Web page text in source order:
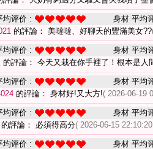
均评价 : 身材 平均
的評論： 美噠噠、好聊天的豐滿美女??
均评价 : 身材 平均
的評論： 今天又栽在你手裡了！根本是人
均评价 : 身材 平均
的評論： 身材好!又大方!( 2026-06-19
均评价 : 身材 平均
的評論： 必須得高分( 2026-06-15
均评价 : 身材 平均